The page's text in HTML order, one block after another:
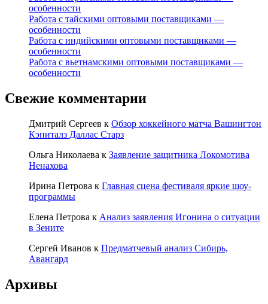
особенности
Работа с тайскими оптовыми поставщиками —
особенности
Работа с индийскими оптовыми поставщиками —
особенности
Работа с вьетнамскими оптовыми поставщиками —
особенности
Свежие комментарии
Дмитрий Сергеев к Обзор хоккейного матча Вашингтон
Кэпиталз Даллас Старз
Ольга Николаева к Заявление защитника Локомотива
Ненахова
Ирина Петрова к Главная сцена фестиваля яркие шоу-
программы
Елена Петрова к Анализ заявления Игонина о ситуации
в Зените
Сергей Иванов к Предматчевый анализ Сибирь,
Авангард
Архивы